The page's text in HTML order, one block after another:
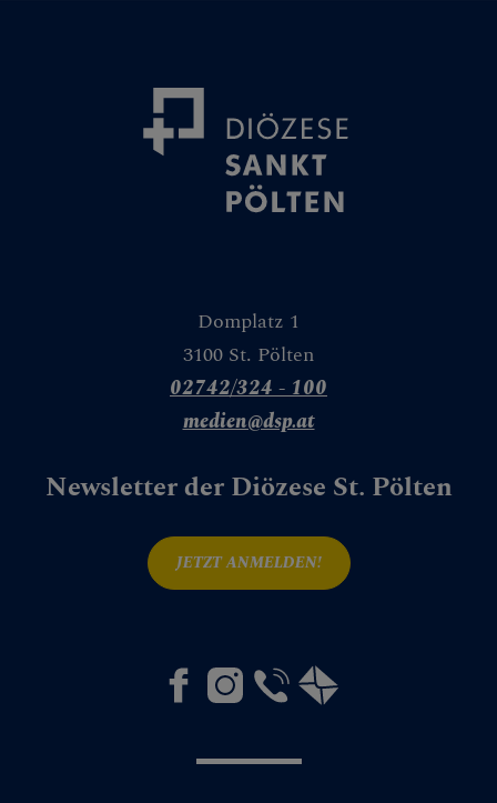
Personal
Pfarren &
Lebenswelten
Bau
Liegenschaften
Buchhaltung &
IT
Kirchenbeitrag
Einkauf
Personalverrechnu
Domplatz 1
3100 St. Pölten
02742/324 - 100
medien@dsp.at
Newsletter der Diözese St. Pölten
JETZT ANMELDEN!